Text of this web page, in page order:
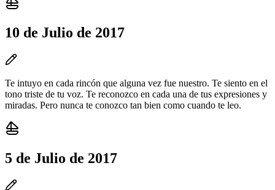
10 de Julio de 2017
Te intuyo en cada rincón que alguna vez fue nuestro. Te siento en el
tono triste de tu voz. Te reconozco en cada una de tus expresiones y
miradas. Pero nunca te conozco tan bien como cuando te leo.
5 de Julio de 2017